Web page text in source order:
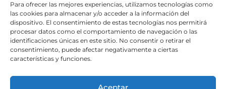
Para ofrecer las mejores experiencias, utilizamos tecnologías como
las cookies para almacenar y/o acceder a la información del
dispositivo. El consentimiento de estas tecnologías nos permitirá
procesar datos como el comportamiento de navegación o las
identificaciones únicas en este sitio. No consentir o retirar el
consentimiento, puede afectar negativamente a ciertas
características y funciones.
Aceptar
Aviso legalPolítica de privacidad
Política de cookies
Portal de transparenciaAccesibilidad